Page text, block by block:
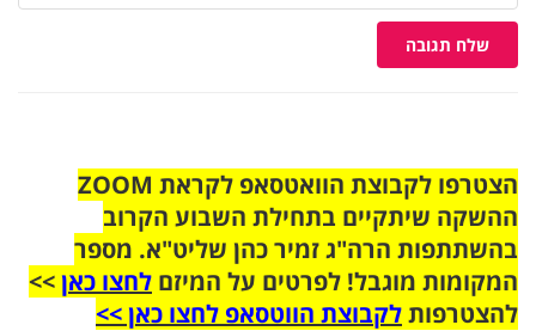
שלח תגובה
הצטרפו לקבוצת הוואטסאפ לקראת ZOOM
ההשקה שיתקיים בתחילת השבוע הקרוב
בהשתתפות הרה"ג זמיר כהן שליט"א. מספר
המקומות מוגבל! לפרטים על המיזם לחצו כאן>>
להצטרפותלקבוצת הווטסאפ לחצו כאן >>